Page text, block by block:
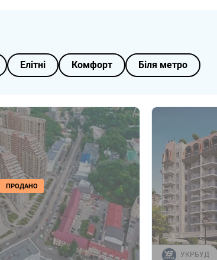
Елітні Комфорт Біля метро
ПРОДАНО
УКРБУД